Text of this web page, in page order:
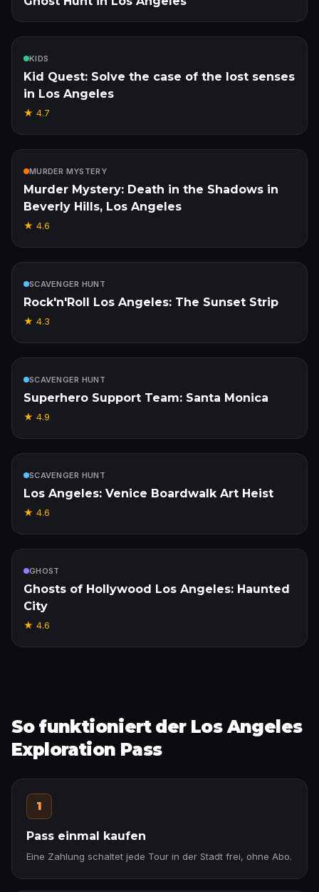
KIDS
Kid Quest: Solve the case of the lost senses
in Los Angeles
★ 4.7
MURDER MYSTERY
Murder Mystery: Death in the Shadows in
Beverly Hills, Los Angeles
★ 4.6
SCAVENGER HUNT
Rock'n'Roll Los Angeles: The Sunset Strip
★ 4.3
SCAVENGER HUNT
Superhero Support Team: Santa Monica
★ 4.9
SCAVENGER HUNT
Los Angeles: Venice Boardwalk Art Heist
★ 4.6
GHOST
Ghosts of Hollywood Los Angeles: Haunted
City
★ 4.6
So funktioniert der Los Angeles
Exploration Pass
1
Pass einmal kaufen
Eine Zahlung schaltet jede Tour in der Stadt frei, ohne Abo.